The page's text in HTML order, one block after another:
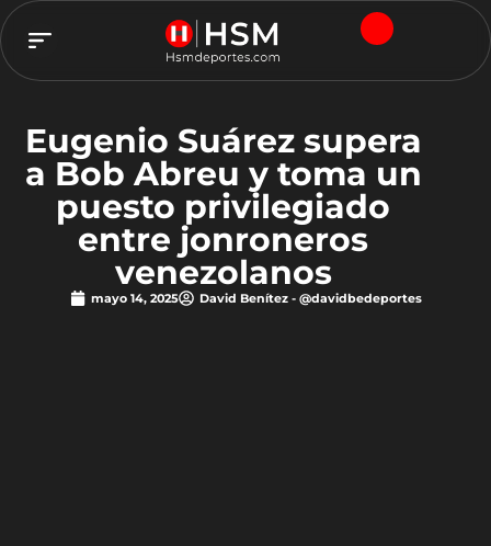
Eugenio Suárez supera
a Bob Abreu y toma un
puesto privilegiado
entre jonroneros
venezolanos
mayo 14, 2025 David Benítez - @davidbedeportes